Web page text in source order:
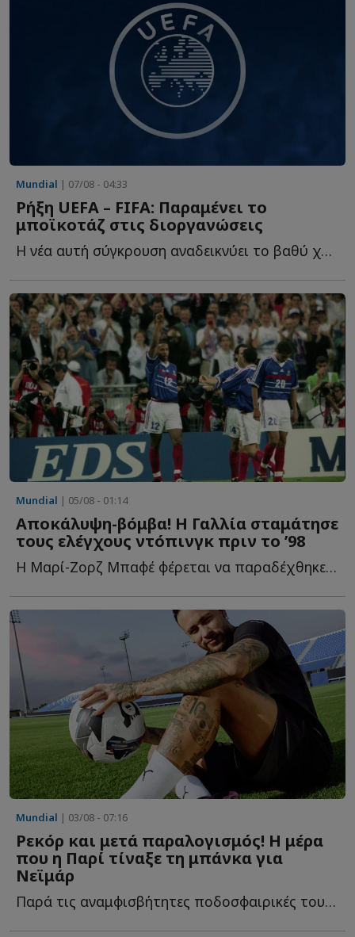
Mundial | 07/08 - 04:33
Ρήξη UEFA – FIFA: Παραμένει το
μποϊκοτάζ στις διοργανώσεις
Η νέα αυτή σύγκρουση αναδεικνύει το βαθύ χάσμα που ε...
Mundial | 05/08 - 01:14
Αποκάλυψη-βόμβα! Η Γαλλία σταμάτησε
τους ελέγχους ντόπινγκ πριν το ’98
Η Μαρί-Ζορζ Μπαφέ φέρεται να παραδέχθηκε ότι οι έλεγχοι σ...
Mundial | 03/08 - 07:16
Ρεκόρ και μετά παραλογισμός! Η μέρα
που η Παρί τίναξε τη μπάνκα για
Νεϊμάρ
Παρά τις αναμφισβήτητες ποδοσφαιρικές του ικανότητες, η...